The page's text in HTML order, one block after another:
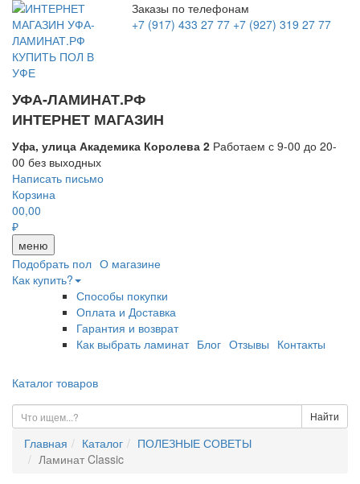
Заказы по телефонам
+7 (917) 433 27 77 +7 (927) 319 27 77
УФА-ЛАМИНАТ.РФ
ИНТЕРНЕТ МАГАЗИН
Уфа, улица Академика Королева 2 Работаем с 9-00 до 20-
00 без выходных
Написать письмо
Корзина
00,00
₽
меню
Подобрать пол О магазине
Как купить?
Способы покупки
Оплата и Доставка
Гарантия и возврат
Как выбрать ламинат Блог Отзывы Контакты
Каталог товаров
Найти
Главная Каталог
ПОЛЕЗНЫЕ СОВЕТЫ
Ламинат Classic